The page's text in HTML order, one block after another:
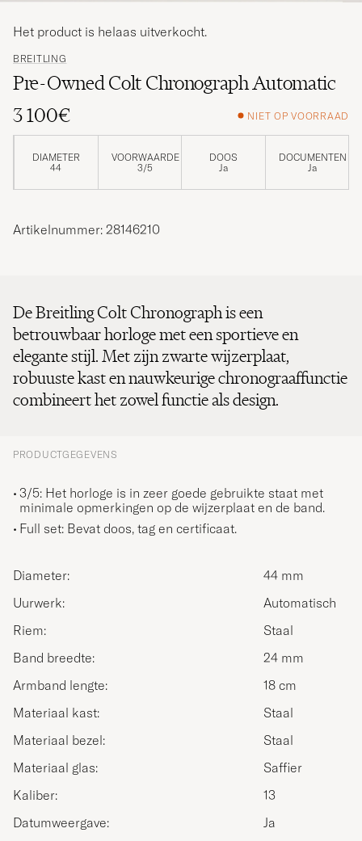
BREITLING
Pre-Owned Colt Chronograph Automatic
3 100€
NIET OP VOORRAAD
DIAMETER
44
VOORWAARDE
3/5
DOOS
Ja
DOCUMENTEN
Ja
Het product is helaas uitverkocht.
Artikelnummer: 28146210
De Breitling Colt Chronograph is een
betrouwbaar horloge met een sportieve en
elegante stijl. Met zijn zwarte wijzerplaat,
robuuste kast en nauwkeurige chronograaffunctie
combineert het zowel functie als design.
PRODUCTGEGEVENS
3/5: Het horloge is in zeer goede gebruikte staat met
minimale opmerkingen op de wijzerplaat en de band.
Full set: Bevat doos, tag en certificaat.
Diameter:
44 mm
Uurwerk:
Automatisch
Riem:
Staal
Band breedte:
24 mm
Armband lengte:
18 cm
Materiaal kast:
Staal
Materiaal bezel:
Staal
Materiaal glas:
Saffier
Kaliber:
13
Datumweergave:
Ja